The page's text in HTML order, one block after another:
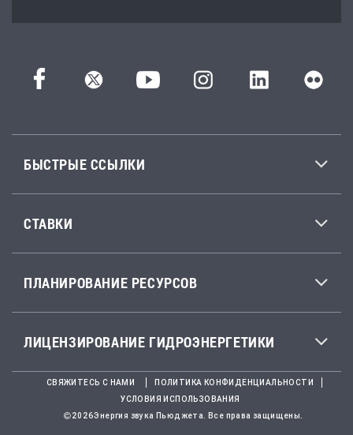
БЫСТРЫЕ ССЫЛКИ
СТАВКИ
ПЛАНИРОВАНИЕ РЕСУРСОВ
ЛИЦЕНЗИРОВАНИЕ ГИДРОЭНЕРГЕТИКИ
СВЯЖИТЕСЬ С НАМИ
ПОЛИТИКА КОНФИДЕНЦИАЛЬНОСТИ
УСЛОВИЯ ИСПОЛЬЗОВАНИЯ
2026Энергия звука Пьюджета. Все права защищены.